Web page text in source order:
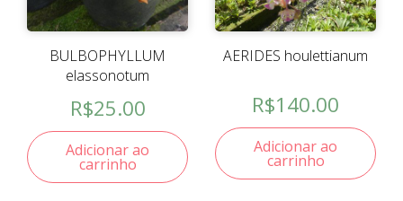
BULBOPHYLLUM
elassonotum
R$25.00
Adicionar ao
carrinho
AERIDES houlettianum
R$140.00
Adicionar ao
carrinho